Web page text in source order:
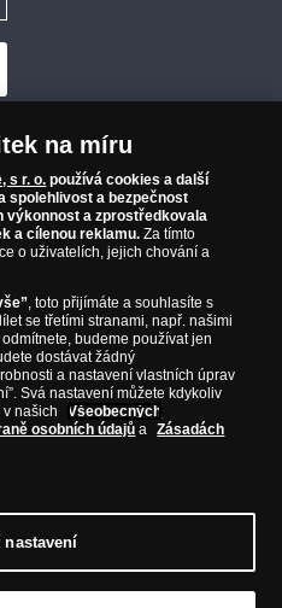
na míru
s r. o. používá cookies a další
spolehlivost a bezpečnost
výkonnost a zprostředkovala
a cílenou reklamu. Za tímto
o uživatelích, jejich chování a
, toto přijímáte a souhlasíte s
se třetími stranami, např. našimi
budeme používat jen
dostávat žádný
a nastavení vlastních úprav
Svá nastavení můžete kdykoliv
našich
Všeobecných
osobních údajů a
Zásadách
nastavení